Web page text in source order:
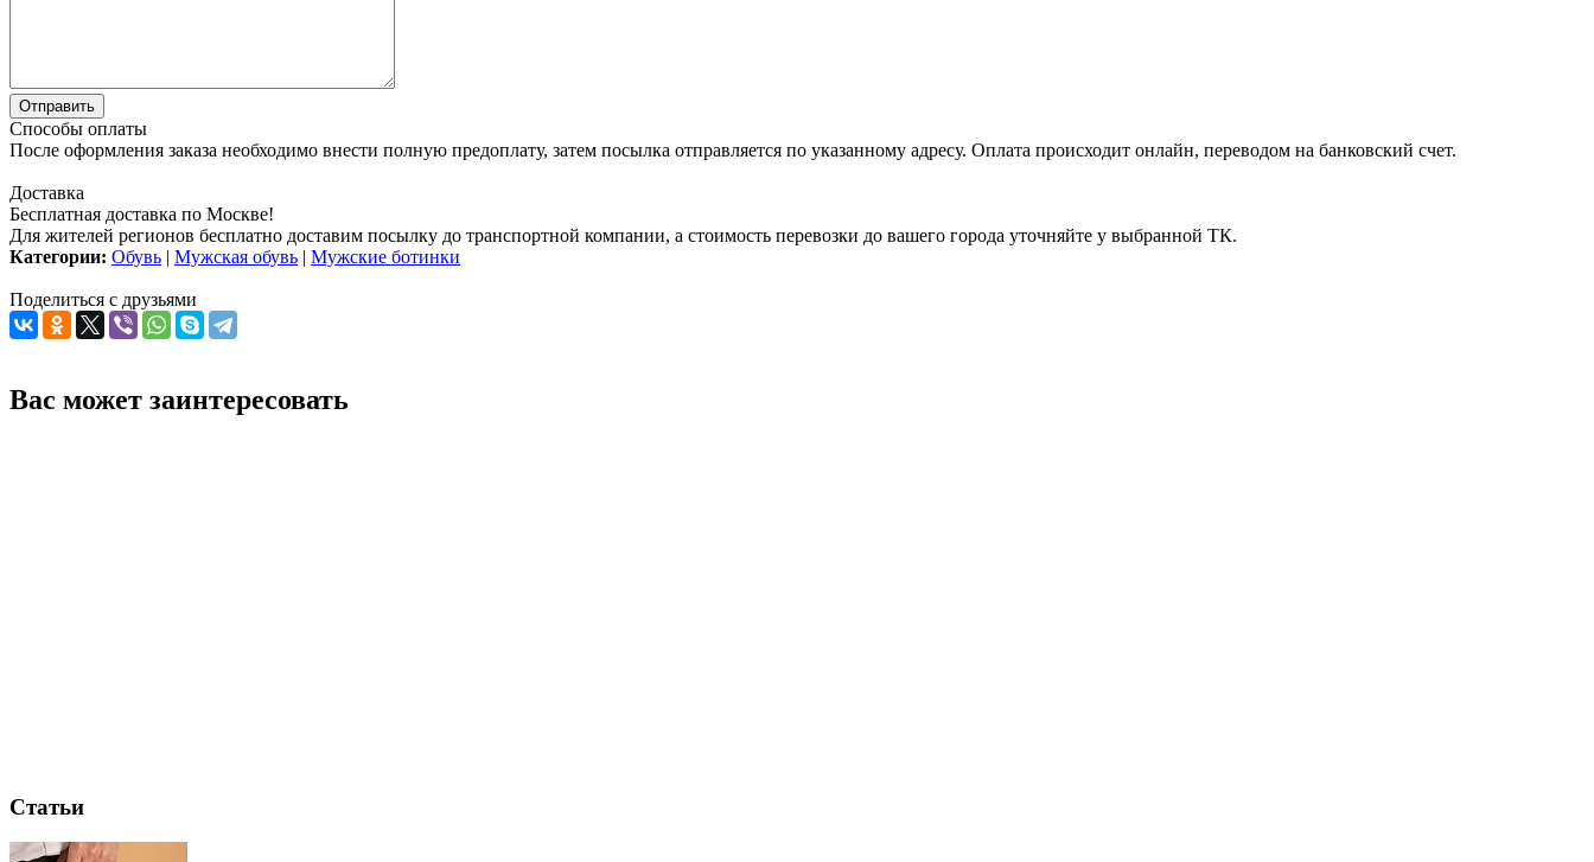
Способы оплаты
После оформления заказа необходимо внести полную предоплату, затем посылка отправляется по указанному адресу. Оплата происходит онлайн, переводом на банковский счет.
Доставка
Бесплатная доставка по Москве!
Для жителей регионов бесплатно доставим посылку до транспортной компании, а стоимость перевозки до вашего города уточняйте у выбранной ТК.
Категории: Обувь | Мужская обувь | Мужские ботинки
Поделиться с друзьями
Вас может заинтересовать
Статьи